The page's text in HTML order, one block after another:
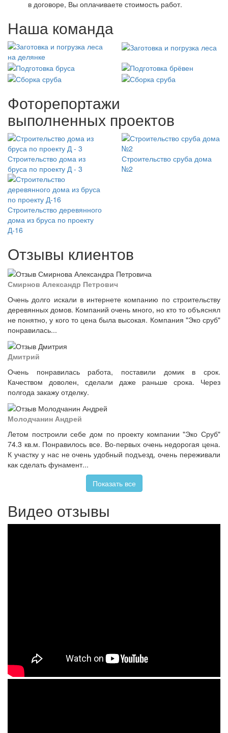
в договоре, Вы оплачиваете стоимость работ.
Наша команда
Фоторепортажи
выполненных проектов
Строительство дома из
бруса по проекту Д - 3
Строительство сруба дома
№2
Строительство деревянного
дома из бруса по проекту
Д-16
Отзывы клиентов
Смирнов Александр Петрович
Очень долго искали в интернете компанию по строительству
деревянных домов. Компаний очень много, но кто то объяснял
не понятно, у кого то цена была высокая. Компания "Эко сруб"
понравилась...
Дмитрий
Очень понравилась работа, поставили домик в срок.
Качеством доволен, сделали даже раньше срока. Через
полгода закажу отделку.
Молодчанин Андрей
Летом построили себе дом по проекту компании "Эко Сруб"
74.3 кв.м. Понравилось все. Во-первых очень недорогая цена.
К участку у нас не очень удобный подъезд, очень переживали
как сделать фунамент...
Показать все
Видео отзывы